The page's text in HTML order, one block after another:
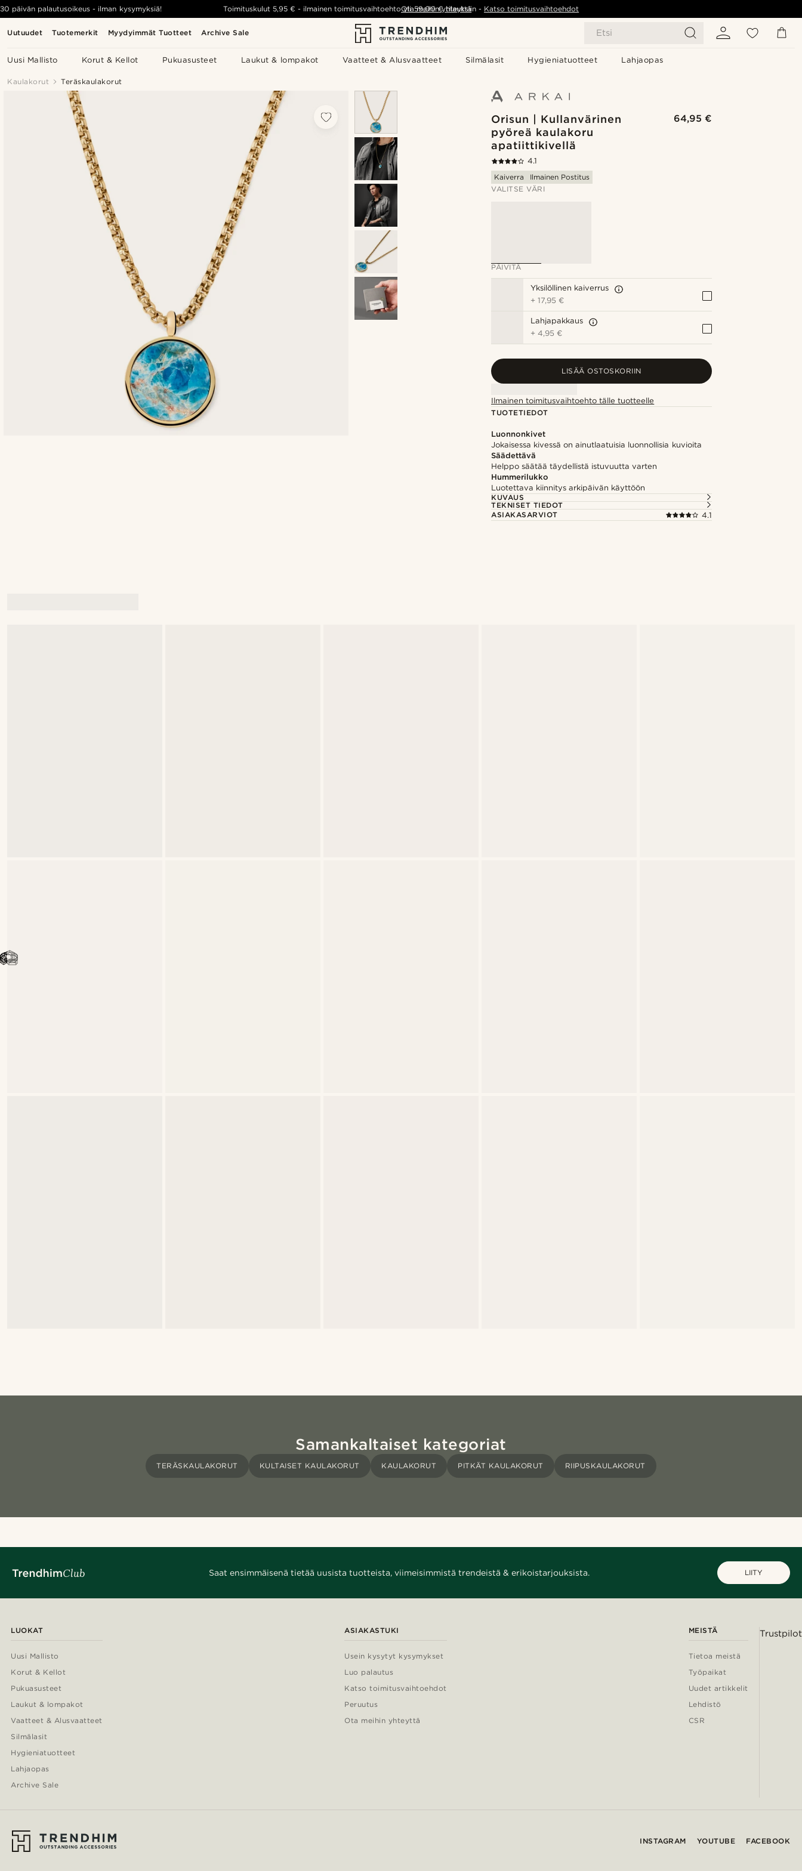
Uutuudet Tuotemerkit Myydyimmät Tuotteet Archive Sale Etsi
Uusi Mallisto Korut & Kellot Pukuasusteet Laukut & lompakot Vaatteet & Alusvaatteet Silmälasit Hygieniatuotteet Lahjaopas
30 päivän palautusoikeus - ilman kysymyksiä! Toimituskulut 5,95 € - ilmainen toimitusvaihtoehto yli 59,00 €tilauksiin - Katso toimitusvaihtoehdot
Ota meihin yhteyttä
Kaulakorut Teräskaulakorut
Orisun | Kullanvärinen
pyöreä kaulakoru
apatiittikivellä
64,95 €
4.1
Kaiverra
Ilmainen Postitus
VALITSE VÄRI
PÄIVITÄ
Yksilöllinen kaiverrus
+17,95 €
Lahjapakkaus
+4,95 €
LISÄÄ OSTOSKORIIN
Ilmainen toimitusvaihtoehto tälle tuotteelle
TUOTETIEDOT
Luonnonkivet
Jokaisessa kivessä on ainutlaatuisia luonnollisia kuvioita
Säädettävä
Helppo säätää täydellistä istuvuutta varten
Hummerilukko
Luotettava kiinnitys arkipäivän käyttöön
KUVAUS
TEKNISET TIEDOT
ASIAKASARVIOT
4.1
Samankaltaiset kategoriat
TERÄSKAULAKORUT KULTAISET KAULAKORUT KAULAKORUT PITKÄT KAULAKORUT RIIPUSKAULAKORUT
Saat ensimmäisenä tietää uusista tuotteista, viimeisimmistä trendeistä & erikoistarjouksista. LIITY
LUOKAT
Uusi Mallisto
Korut & Kellot
Pukuasusteet
Laukut & lompakot
Vaatteet & Alusvaatteet
Silmälasit
Hygieniatuotteet
Lahjaopas
Archive Sale
ASIAKASTUKI
Usein kysytyt kysymykset
Luo palautus
Katso toimitusvaihtoehdot
Peruutus
Ota meihin yhteyttä
MEISTÄ
Tietoa meistä
Työpaikat
Uudet artikkelit
Lehdistö
CSR
Trustpilot
INSTAGRAM YOUTUBE FACEBOOK